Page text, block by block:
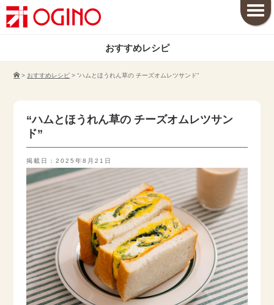
おすすめレシピ
> おすすめレシピ >“ハムとほうれん草の チーズオムレツサンド”
“ハムとほうれん草の チーズオムレツサン
ド”
掲載日：2025年8月21日